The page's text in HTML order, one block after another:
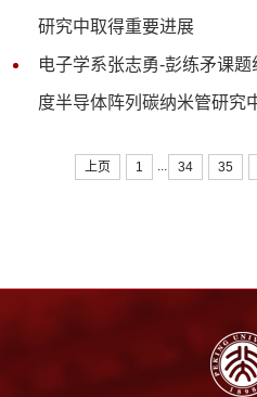
研究中取得重要进展
电子学系张志勇-彭练矛课
度半导体阵列碳纳米管研究
上页 1 ... 34 35